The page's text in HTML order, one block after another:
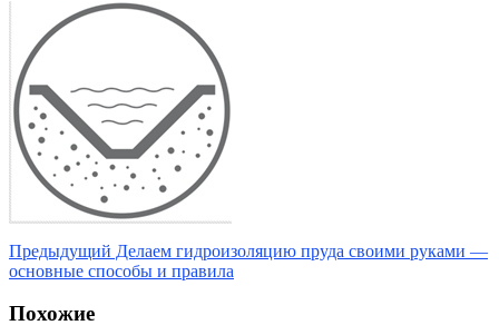
Предыдущий Делаем гидроизоляцию пруда своими руками —
основные способы и правила
Похожие